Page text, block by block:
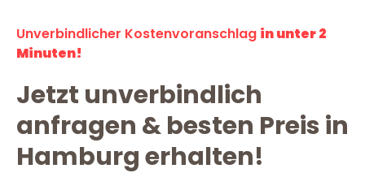
Unverbindlicher Kostenvoranschlag in unter 2
Minuten!
Jetzt unverbindlich
anfragen & besten Preis in
Hamburg erhalten!